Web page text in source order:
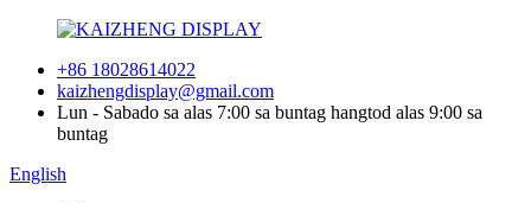
+86 18028614022
kaizhengdisplay@gmail.com
Lun - Sabado sa alas 7:00 sa buntag hangtod alas 9:00 sa
buntag
English